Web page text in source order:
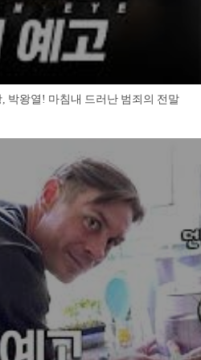
박왕열! 마침내 드러난 범죄의 전말